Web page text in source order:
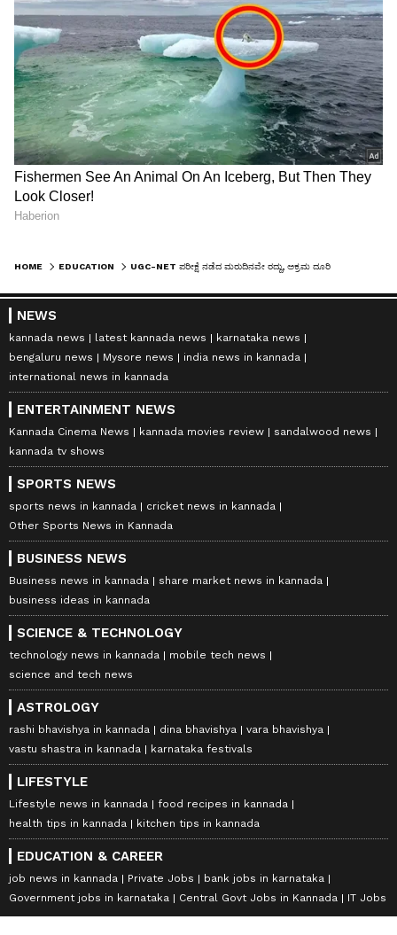
HOME EDUCATION
NEWS
kannada news latest kannada news
karnataka news
bengaluru news
Mysore news
india news in kannada
international news in kannada
ENTERTAINMENT NEWS
Kannada Cinema News kannada movies review
sandalwood news
kannada tv shows
SPORTS NEWS
sports news in kannada
cricket news in kannada
Other Sports News in Kannada
BUSINESS NEWS
Business news in kannada
share market news in kannada
business ideas in kannada
SCIENCE & TECHNOLOGY
technology news in kannada
mobile tech news
science and tech news
ASTROLOGY
rashi bhavishya in kannada dina bhavishya
vara bhavishya
vastu shastra in kannada
karnataka festivals
LIFESTYLE
Lifestyle news in kannada
food recipes in kannada
health tips in kannada
kitchen tips in kannada
EDUCATION & CAREER
job news in kannada Private Jobs
bank jobs in karnataka
Government jobs in karnataka
Central Govt Jobs in Kannada IT Jobs